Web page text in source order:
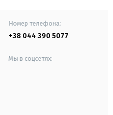
Номер телефона:
+38 044 390 5077
Мы в соцсетях: